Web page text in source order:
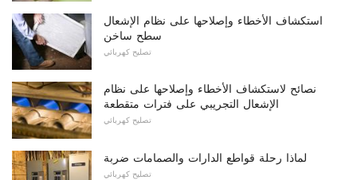
استكشاف الأخطاء وإصلاحها على نظام الإشعال
سطح ساخن
تصليح كهربائي
نصائح لاستكشاف الأخطاء وإصلاحها على نظام
الإشعال التجريبي على فترات متقطعة
تصليح كهربائي
لماذا رحلة قواطع الدارات والصمامات ضربة
تصليح كهربائي